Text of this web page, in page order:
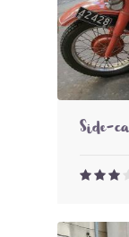
Side-